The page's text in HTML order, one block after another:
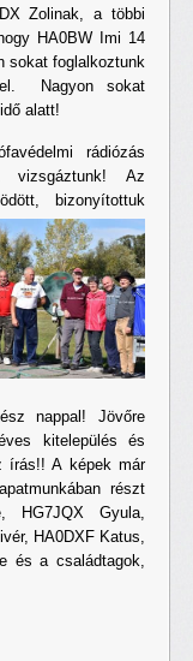
Zolinak, a többi
HA0BW Imi 14
sokat foglalkoztunk
Nagyon sokat
alatt!
rádiózás
vizsgáztunk! Az
bizonyítottuk
nappal! Jövőre
kitelepülés és
írás!! A képek már
részt
HG7JQX Gyula,
HA0DXF Katus,
és a családtagok,